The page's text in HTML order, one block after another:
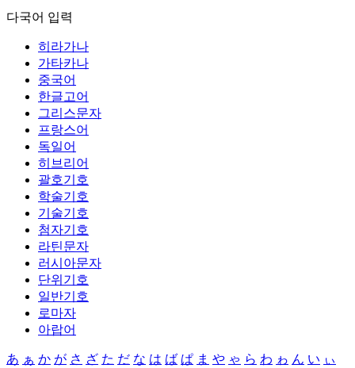
다국어 입력
히라가나
가타카나
중국어
한글고어
그리스문자
프랑스어
독일어
히브리어
괄호기호
학술기호
기술기호
첨자기호
라틴문자
러시아문자
단위기호
일반기호
로마자
아랍어
あ ぁ か が さ ざ た だ な は ば ぱ ま や ゃ ら わ ゎ ん い ぃ